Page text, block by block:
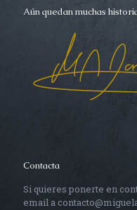
Aún quedan muchas
Contacta
Si quieres ponerte en
email a